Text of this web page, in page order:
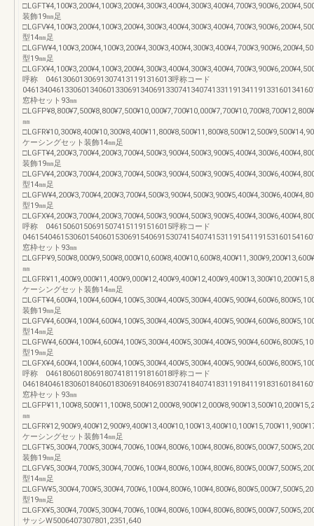
装飾19㎜足
型14㎜足
型19㎜足
呼称 046130601306913074131191316013呼称コード
窓枠セット93㎜
㎜
ケーシングセット装飾14㎜足
装飾19㎜足
型14㎜足
型19㎜足
呼称 046150601506915074151191516015呼称コード
窓枠セット93㎜
㎜
ケーシングセット装飾14㎜足
装飾19㎜足
型14㎜足
型19㎜足
呼称 046180601806918074181191816018呼称コード
窓枠セット93㎜
㎜
ケーシングセット装飾14㎜足
装飾19㎜足
型14㎜足
型19㎜足
サッシW5006407307801,2351,640